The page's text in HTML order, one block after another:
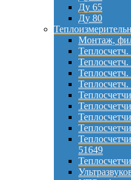
Ду 65
Ду 80
Монтаж,
51649